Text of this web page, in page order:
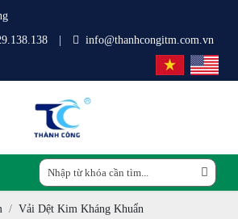
info@thanhcongitm.com.vn
Vải Dệt Kim Kháng Khuẩn